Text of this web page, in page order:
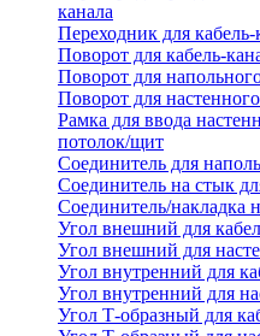
канала
Переходник для кабель-
Поворот для кабель-
Поворот для
Поворот для
Рамка для ввода
потолок/щит
Соединитель для
Соединитель на стык
Соединитель/накладка
Угол внешний для
Угол внешний для
Угол внутренний для
Угол внутренний для
Угол Т-образный для